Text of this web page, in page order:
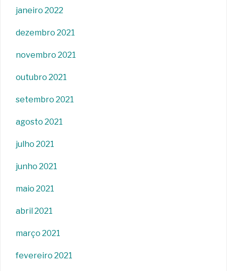
janeiro 2022
dezembro 2021
novembro 2021
outubro 2021
setembro 2021
agosto 2021
julho 2021
junho 2021
maio 2021
abril 2021
março 2021
fevereiro 2021